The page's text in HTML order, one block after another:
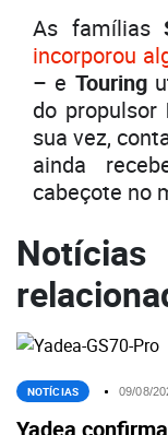
As famílias
incorporou
– e Touring
do propulsor
sua vez,
ainda
cabeçote no
Notícias
NOTÍCIAS 09/08/